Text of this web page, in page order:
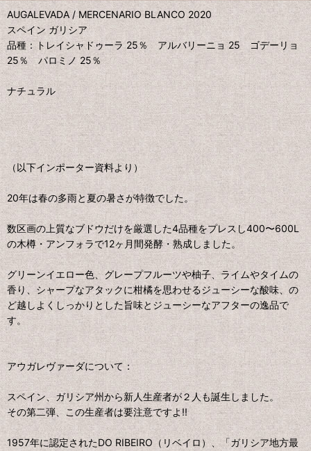
AUGALEVADA / MERCENARIO BLANCO 2020
スペイン ガリシア
品種：トレイシャドゥーラ 25％ アルバリーニョ 25 ゴデーリョ
25％ パロミノ 25％
ナチュラル
（以下インポーター資料より）
20年は春の多雨と夏の暑さが特徴でした。
数区画の上質なブドウだけを厳選した4品種をプレスし400〜600L
の木樽・アンフォラで12ヶ月間発酵・熟成しました。
グリーンイエロー色、グレープフルーツや柚子、ライムやタイムの
香り、シャープなアタックに柑橘を思わせるジューシーな酸味、の
ど越しよくしっかりとした旨味とジューシーなアフターの逸品で
す。
アウガレヴァーダについて：
スペイン、ガリシア州から新人生産者が２人も誕生しました。
その第二弾、この生産者は要注意ですよ!!
1957年に認定されたDO RIBEIRO（リベイロ）、「ガリシア地方最